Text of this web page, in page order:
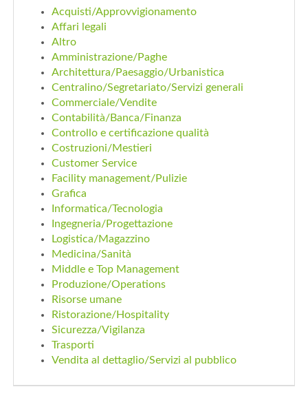
CV
Lingua
EN
FR
IT
DE
ES
PT
Acquisti/Approvvigionamento
Affari legali
Altro
Amministrazione/Paghe
Architettura/Paesaggio/Urbanistica
Centralino/Segretariato/Servizi generali
Commerciale/Vendite
Contabilità/Banca/Finanza
Controllo e certificazione qualità
Costruzioni/Mestieri
Customer Service
Facility management/Pulizie
Grafica
Informatica/Tecnologia
Ingegneria/Progettazione
Logistica/Magazzino
Medicina/Sanità
Middle e Top Management
Produzione/Operations
Risorse umane
Ristorazione/Hospitality
Sicurezza/Vigilanza
Trasporti
Vendita al dettaglio/Servizi al pubblico